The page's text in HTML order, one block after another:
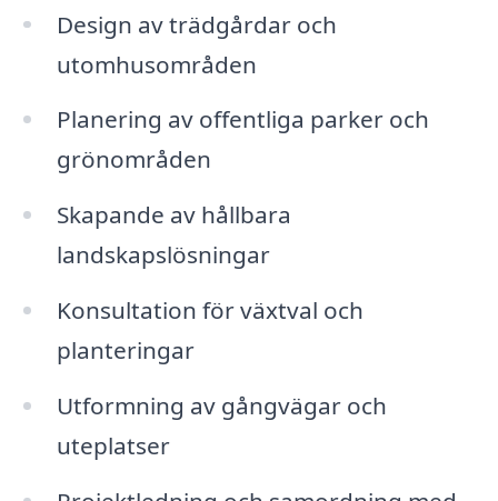
Design av trädgårdar och
utomhusområden
Planering av offentliga parker och
grönområden
Skapande av hållbara
landskapslösningar
Konsultation för växtval och
planteringar
Utformning av gångvägar och
uteplatser